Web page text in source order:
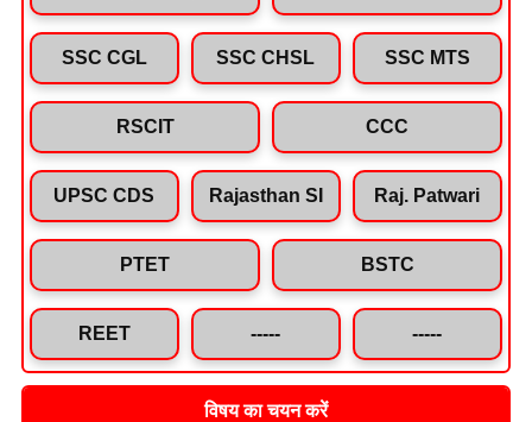
SSC CGL SSC CHSL SSC MTS
RSCIT CCC
UPSC CDS Rajasthan SI Raj. Patwari
PTET BSTC
REET ----- -----
विषय का चयन करें